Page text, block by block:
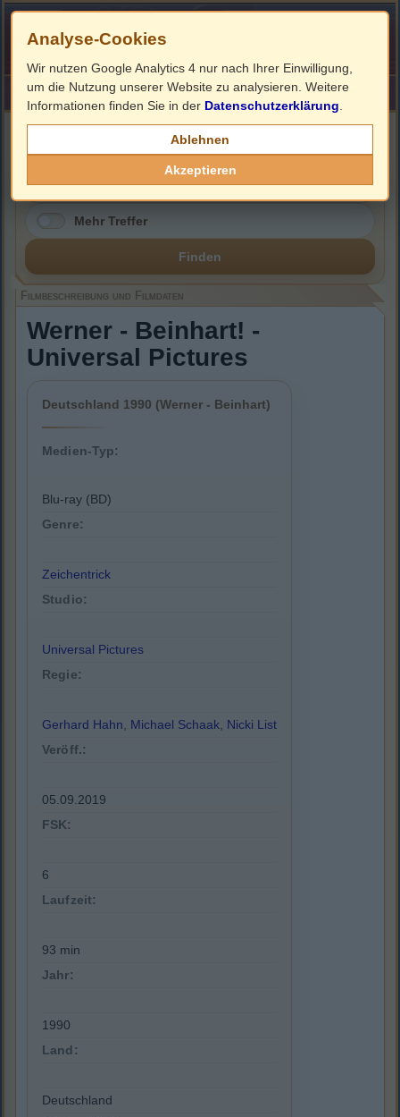
HOME ImpressumLinks
Filmbeschreibung, Cover & Blu-ray Infos
Mehr Treffer
Finden
Filmbeschreibung und Filmdaten
Werner - Beinhart! -
Universal Pictures
Deutschland 1990 (Werner - Beinhart)
Medien-Typ:
Blu-ray (BD)
Genre:
Zeichentrick
Studio:
Universal Pictures
Regie:
Gerhard Hahn, Michael Schaak, Nicki List
Veröff.:
05.09.2019
FSK:
6
Laufzeit:
93 min
Jahr:
1990
Land:
Deutschland
Analyse-Cookies
Wir nutzen Google Analytics 4 nur nach Ihrer Einwilligung,
um die Nutzung unserer Website zu analysieren. Weitere
Informationen finden Sie in der Datenschutzerklärung
Ablehnen
Akzeptieren